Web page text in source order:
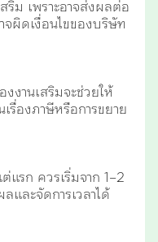
สริม เพราะอาจส่งผลต่อ
จผิดเงื่อนไขของบริษัท
งงานเสริมจะช่วยให้
รื่องภาษีหรือการขยาย
รก ควรเริ่มจาก 1–2
และจัดการเวลาได้